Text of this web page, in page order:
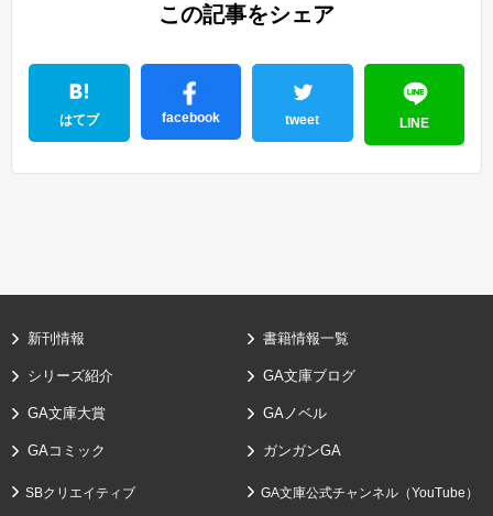
この記事をシェア
はてブ facebook tweet LINE
新刊情報 書籍情報一覧
シリーズ紹介 GA文庫ブログ
GA文庫大賞 GAノベル
GAコミック ガンガンGA
SBクリエイティブ GA文庫公式チャンネル（YouTube）